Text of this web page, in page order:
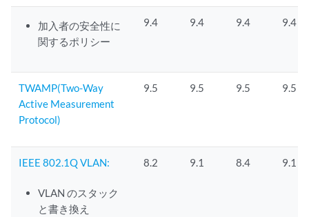
加入者の安全性に
関するポリシー
9.4 9.4 9.4 9.4
TWAMP(Two-Way
Active Measurement
Protocol)
9.5 9.5 9.5 9.5
IEEE 802.1Q VLAN:
VLAN のスタック
と書き換え
8.2 9.1 8.4 9.1